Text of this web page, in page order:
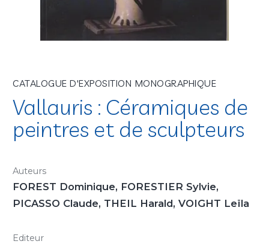
CATALOGUE D'EXPOSITION MONOGRAPHIQUE
Vallauris : Céramiques de
peintres et de sculpteurs
Auteurs
FOREST Dominique, FORESTIER Sylvie,
PICASSO Claude, THEIL Harald, VOIGHT Leïla
Editeur